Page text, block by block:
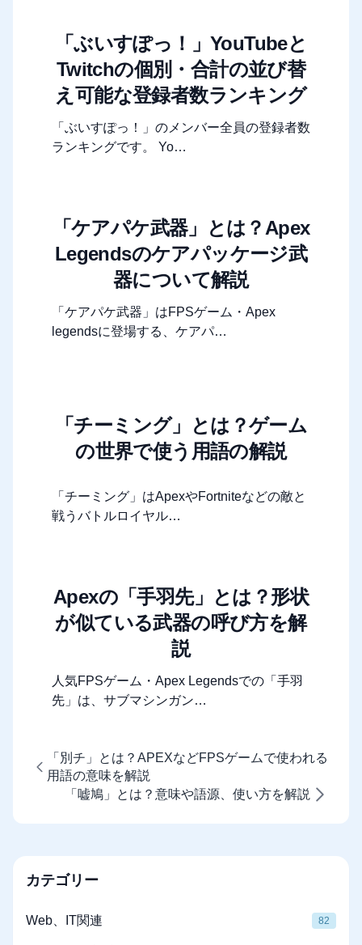
「ぶいすぽっ！」YouTubeと
Twitchの個別・合計の並び替
え可能な登録者数ランキング
「ぶいすぽっ！」のメンバー全員の登録者数
ランキングです。 Yo…
「ケアパケ武器」とは？Apex
Legendsのケアパッケージ武
器について解説
「ケアパケ武器」はFPSゲーム・Apex
legendsに登場する、ケアパ…
「チーミング」とは？ゲーム
の世界で使う用語の解説
「チーミング」はApexやFortniteなどの敵と
戦うバトルロイヤル…
Apexの「手羽先」とは？形状
が似ている武器の呼び方を解
説
人気FPSゲーム・Apex Legendsでの「手羽
先」は、サブマシンガン…
「別チ」とは？APEXなどFPSゲームで使われる
用語の意味を解説
「嘘鳩」とは？意味や語源、使い方を解説
カテゴリー
Web、IT関連 82